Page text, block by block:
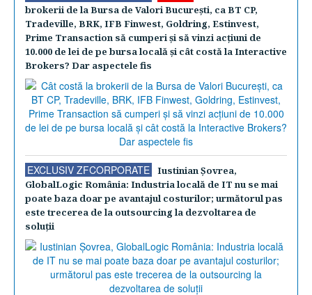
brokerii de la Bursa de Valori Bucureşti, ca BT CP,
Tradeville, BRK, IFB Finwest, Goldring, Estinvest,
Prime Transaction să cumperi şi să vinzi acţiuni de
10.000 de lei de pe bursa locală şi cât costă la Interactive
Brokers? Dar aspectele fis
EXCLUSIV ZFCORPORATE
Iustinian Şovrea,
GlobalLogic România: Industria locală de IT nu se mai
poate baza doar pe avantajul costurilor; următorul pas
este trecerea de la outsourcing la dezvoltarea de
soluţii